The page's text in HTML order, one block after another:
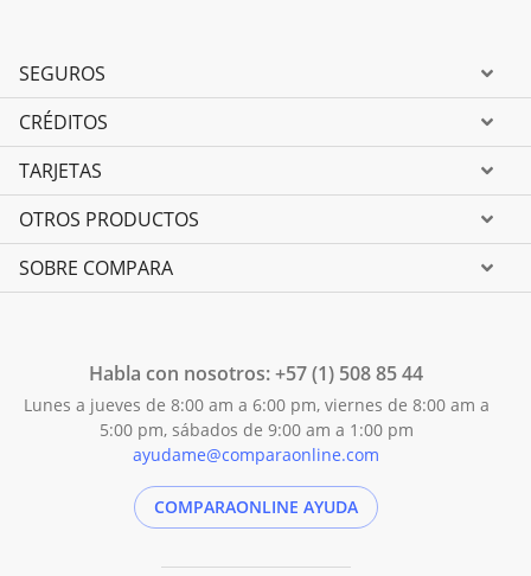
SEGUROS
Seguro para Vehículos
Asistencia y Seguro de Viaje
SOAT 2026
Seguro de Vida
CRÉDITOS
Crédito de Vehículo
Crédito de Consumo
Crédito Hipotecario
TARJETAS
Tarjeta de crédito Visa
Tarjeta de crédito Mastercard
OTROS PRODUCTOS
Cuenta de Ahorro
SOBRE COMPARA
Trabaja con nosotros
Blog
Términos legales
Habla con nosotros: +57 (1) 508 85 44
Lunes a jueves de 8:00 am a 6:00 pm, viernes de 8:00 am a
5:00 pm, sábados de 9:00 am a 1:00 pm
ayudame@comparaonline.com
COMPARAONLINE AYUDA